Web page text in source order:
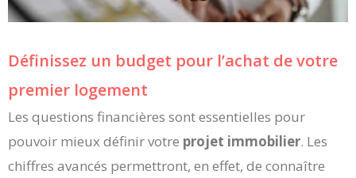
Définissez un budget pour l’achat de votre
premier logement
Les questions financières sont essentielles pour
pouvoir mieux définir votre projet immobilier. Les
chiffres avancés permettront, en effet, de connaître